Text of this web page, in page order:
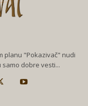
planu "Pokazivač" nudi
dobre vesti...